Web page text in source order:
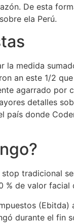
De esta
ela Perú.
la medida
an este 1/2
agarrado por
detalles
donde
tradicional
de valor
durante el fin